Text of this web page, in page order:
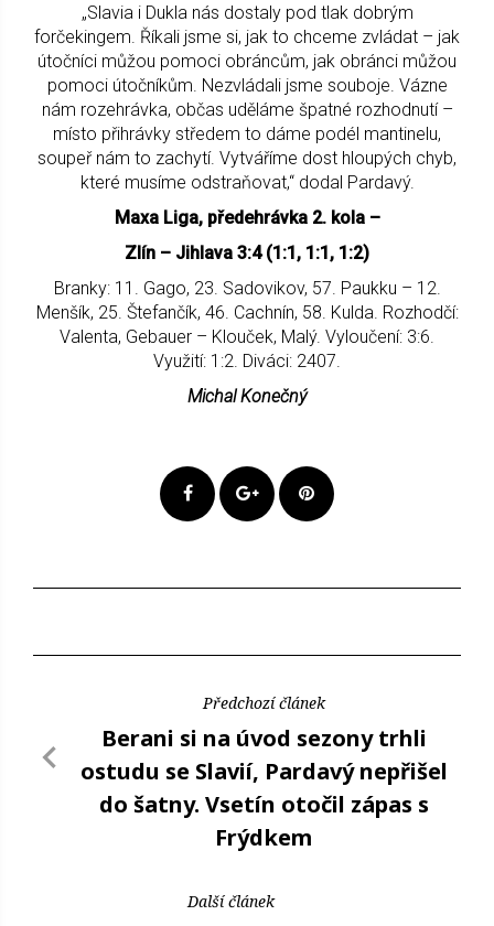
„Slavia i Dukla nás dostaly pod tlak dobrým
forčekingem. Říkali jsme si, jak to chceme zvládat – jak
útočníci můžou pomoci obráncům, jak obránci můžou
pomoci útočníkům. Nezvládali jsme souboje. Vázne
nám rozehrávka, občas uděláme špatné rozhodnutí –
místo přihrávky středem to dáme podél mantinelu,
soupeř nám to zachytí. Vytváříme dost hloupých chyb,
které musíme odstraňovat,“ dodal Pardavý.
Maxa Liga, předehrávka 2. kola –
Zlín – Jihlava 3:4 (1:1, 1:1, 1:2)
Branky: 11. Gago, 23. Sadovikov, 57. Paukku – 12.
Menšík, 25. Štefančík, 46. Cachnín, 58. Kulda. Rozhodčí:
Valenta, Gebauer – Klouček, Malý. Vyloučení: 3:6.
Využití: 1:2. Diváci: 2407.
Michal Konečný
Předchozí článek
Berani si na úvod sezony trhli
ostudu se Slavií, Pardavý nepřišel
do šatny. Vsetín otočil zápas s
Frýdkem
Další článek